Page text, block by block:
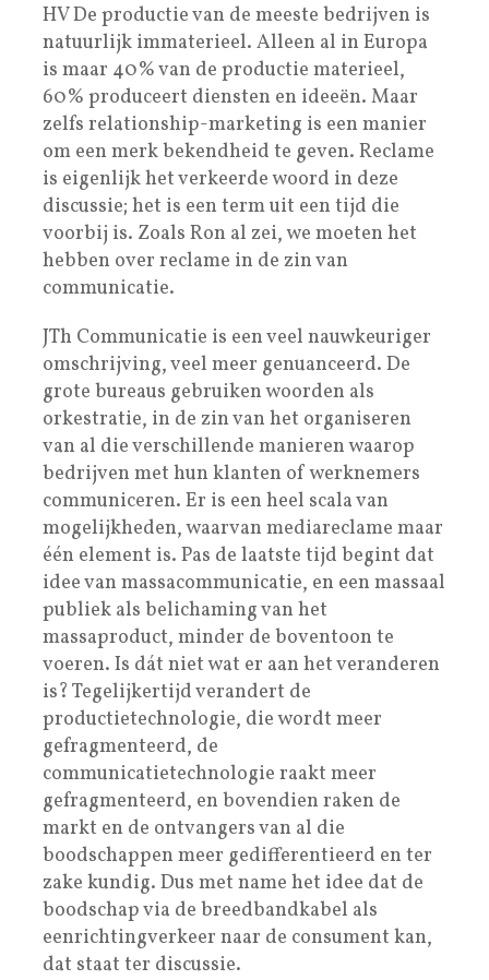
HV De productie van de meeste bedrijven is
natuurlijk immaterieel. Alleen al in Europa
is maar 40% van de productie materieel,
60% produceert diensten en ideeën. Maar
zelfs relationship-marketing is een manier
om een merk bekendheid te geven. Reclame
is eigenlijk het verkeerde woord in deze
discussie; het is een term uit een tijd die
voorbij is. Zoals Ron al zei, we moeten het
hebben over reclame in de zin van
communicatie.
JTh Communicatie is een veel nauwkeuriger
omschrijving, veel meer genuanceerd. De
grote bureaus gebruiken woorden als
orkestratie, in de zin van het organiseren
van al die verschillende manieren waarop
bedrijven met hun klanten of werknemers
communiceren. Er is een heel scala van
mogelijkheden, waarvan mediareclame maar
één element is. Pas de laatste tijd begint dat
idee van massacommunicatie, en een massaal
publiek als belichaming van het
massaproduct, minder de boventoon te
voeren. Is dát niet wat er aan het veranderen
is? Tegelijkertijd verandert de
productietechnologie, die wordt meer
gefragmenteerd, de
communicatietechnologie raakt meer
gefragmenteerd, en bovendien raken de
markt en de ontvangers van al die
boodschappen meer gedifferentieerd en ter
zake kundig. Dus met name het idee dat de
boodschap via de breedbandkabel als
eenrichtingverkeer naar de consument kan,
dat staat ter discussie.